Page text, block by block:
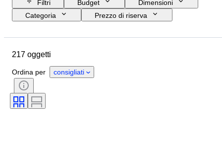
Filtri Budget
Dimensioni
Categoria
Prezzo di riserva
Paese d’origine
Condizioni
Firma
Colore
Artista
Epoca
217 oggetti
Ordina per consigliati